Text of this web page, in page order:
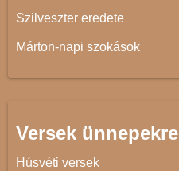
Szilveszter eredete
Márton-napi szokások
Versek ünnepekre
Húsvéti versek